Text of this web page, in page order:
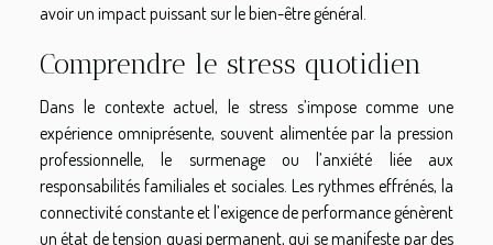
avoir un impact puissant sur le bien-être général.
Comprendre le stress quotidien
Dans le contexte actuel, le stress s’impose comme une
expérience omniprésente, souvent alimentée par la pression
professionnelle, le surmenage ou l’anxiété liée aux
responsabilités familiales et sociales. Les rythmes effrénés, la
connectivité constante et l’exigence de performance génèrent
un état de tension quasi permanent, qui se manifeste par des